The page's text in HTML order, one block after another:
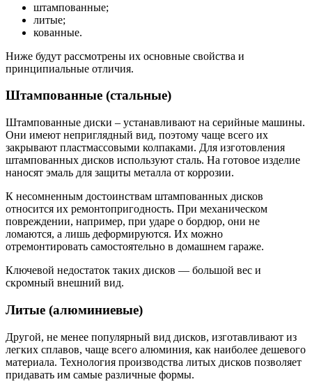
штампованные;
литые;
кованные.
Ниже будут рассмотрены их основные свойства и
принципиальные отличия.
Штампованные (стальные)
Штампованные диски – устанавливают на серийные машины.
Они имеют неприглядный вид, поэтому чаще всего их
закрывают пластмассовыми колпаками. Для изготовления
штампованных дисков используют сталь. На готовое изделие
наносят эмаль для защиты металла от коррозии.
К несомненным достоинствам штампованных дисков
относится их ремонтопригодность. При механическом
повреждении, например, при ударе о бордюр, они не
ломаются, а лишь деформируются. Их можно
отремонтировать самостоятельно в домашнем гараже.
Ключевой недостаток таких дисков — большой вес и
скромный внешний вид.
Литые (алюминиевые)
Другой, не менее популярный вид дисков, изготавливают из
легких сплавов, чаще всего алюминия, как наиболее дешевого
материала. Технология производства литых дисков позволяет
придавать им самые различные формы.